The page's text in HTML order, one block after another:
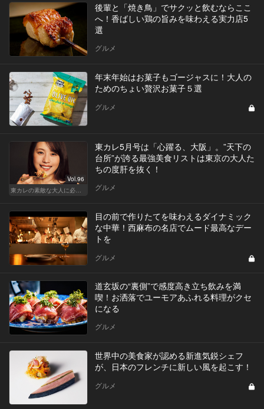
後輩と「焼き鳥」でサクッと飲むならここ
へ！香ばしい鶏の旨みを味わえる実力店5
選
グルメ
年末年始はお菓子もゴージャスに！大人の
ためのちょい贅沢お菓子５選
グルメ
Vol.96
東カレの素敵な大人に必要なこと
東カレ5月号は「心躍る、大阪」。”天下の
台所”が誇る最強美食リストは東京の大人た
ちの度肝を抜く！
グルメ
目の前で作りたてを味わえるダイナミック
な中華！西麻布の名店でムード最高なデー
トを
グルメ
道玄坂の“裏側”で感度高き立ち飲みを満
喫！お洒落でユーモアあふれる料理がクセ
になる
グルメ
世界中の美食家が認める新進気鋭シェフ
が、日本のフレンチに新しい風を起こす！
グルメ